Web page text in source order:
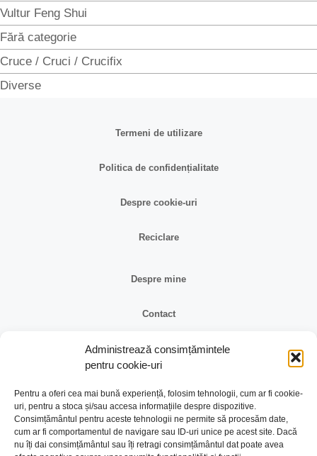
Administrează consimțămintele
pentru cookie-uri
Pentru a oferi cea mai bună experiență, folosim tehnologii, cum ar fi cookie-
uri, pentru a stoca și/sau accesa informațiile despre dispozitive.
Consimțământul pentru aceste tehnologii ne permite să procesăm date,
cum ar fi comportamentul de navigare sau ID-uri unice pe acest site. Dacă
nu îți dai consimțământul sau îți retragi consimțământul dat poate avea
Vultur Feng Shui
Fără categorie
Cruce / Cruci / Crucifix
Diverse
Termeni de utilizare
Politica de confidențialitate
Despre cookie-uri
Reciclare
Despre mine
Contact
Reclamații și retur
Retragere din contract